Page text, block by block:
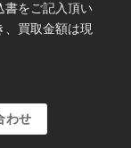
書をご記入頂い
、買取金額は現
わせ